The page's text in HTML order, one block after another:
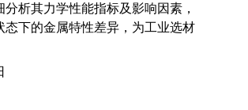
分析其力学性能指标及影响因素，
态下的金属特性差异，为工业选材